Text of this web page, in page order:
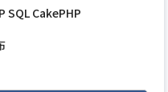
SQL CakePHP